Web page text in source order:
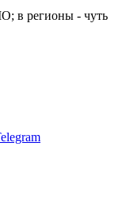
в регионы - чуть